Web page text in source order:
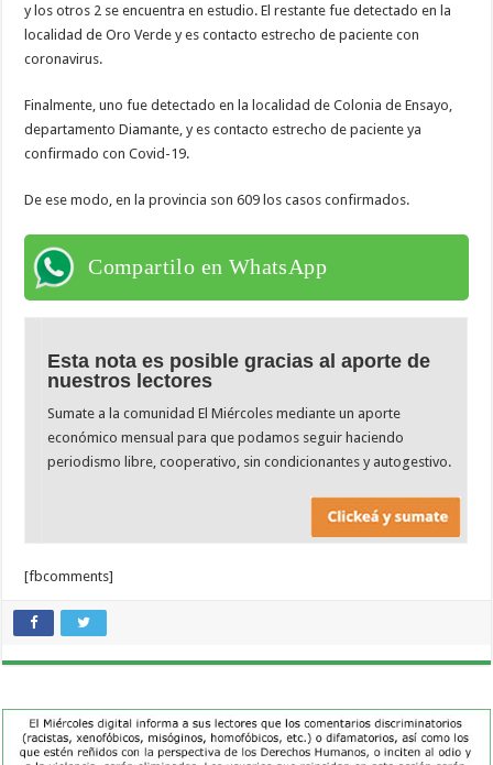
y los otros 2 se encuentra en estudio. El restante fue detectado en la
localidad de Oro Verde y es contacto estrecho de paciente con
coronavirus.
Finalmente, uno fue detectado en la localidad de Colonia de Ensayo,
departamento Diamante, y es contacto estrecho de paciente ya
confirmado con Covid-19.
De ese modo, en la provincia son 609 los casos confirmados.
Compartilo en WhatsApp
Esta nota es posible gracias al aporte de
nuestros lectores
Sumate a la comunidad El Miércoles mediante un aporte
económico mensual para que podamos seguir haciendo
periodismo libre, cooperativo, sin condicionantes y autogestivo.
[fbcomments]